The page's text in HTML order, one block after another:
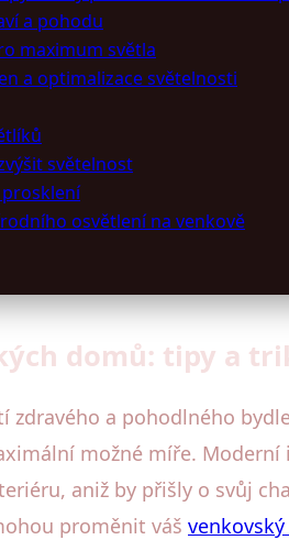
a pohodu
maximum světla
a optimalizace světelnosti
světelnost
osvětlení na venkově
domů: tipy a
a pohodlného
možné míře. Moderní
aniž by přišly o svůj
proměnit váš